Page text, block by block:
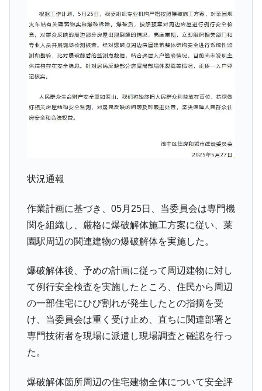
状況通報
作業計画に基づき、05月25日、当委員会は専門機
関を組織し、厳格に爆破解体施工方案に従い、莱
園駅周辺の関連建物の爆破解体を実施した。
爆破解体後、予めの計画に従って周辺建物に対し
て例行安全検査を実施したところ、住民から周辺
の一部住宅にひび割れが発生したとの指摘を受
け、当委員会は重く受け止め、直ちに関連部署と
専門技術者を現場に派遣し現場調査と確認を行っ
た。
爆破解体箇所周辺の住宅建物全体について安全評